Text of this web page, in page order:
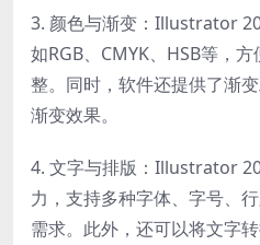
3. 颜色与渐变：Illustrator
如RGB、CMYK、HSB等，
整。同时，软件还提供了渐
渐变效果。
4. 文字与排版：Illustrator
力，支持多种字体、字号、
需求。此外，还可以将文字